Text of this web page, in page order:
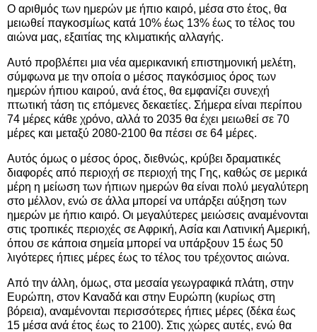
Ο αριθμός των ημερών με ήπιο καιρό, μέσα στο έτος, θα
μειωθεί παγκοσμίως κατά 10% έως 13% έως το τέλος του
αιώνα μας, εξαιτίας της κλιματικής αλλαγής.
Αυτό προβλέπει μια νέα αμερικανική επιστημονική μελέτη,
σύμφωνα με την οποία ο μέσος παγκόσμιος όρος των
ημερών ήπιου καιρού, ανά έτος, θα εμφανίζει συνεχή
πτωτική τάση τις επόμενες δεκαετίες. Σήμερα είναι περίπου
74 μέρες κάθε χρόνο, αλλά το 2035 θα έχει μειωθεί σε 70
μέρες και μεταξύ 2080-2100 θα πέσει σε 64 μέρες.
Αυτός όμως ο μέσος όρος, διεθνώς, κρύβει δραματικές
διαφορές από περιοχή σε περιοχή της Γης, καθώς σε μερικά
μέρη η μείωση των ήπιων ημερών θα είναι πολύ μεγαλύτερη
στο μέλλον, ενώ σε άλλα μπορεί να υπάρξει αύξηση των
ημερών με ήπιο καιρό. Οι μεγαλύτερες μειώσεις αναμένονται
στις τροπικές περιοχές σε Αφρική, Ασία και Λατινική Αμερική,
όπου σε κάποια σημεία μπορεί να υπάρξουν 15 έως 50
λιγότερες ήπιες μέρες έως το τέλος του τρέχοντος αιώνα.
Από την άλλη, όμως, στα μεσαία γεωγραφικά πλάτη, στην
Ευρώπη, στον Καναδά και στην Ευρώπη (κυρίως στη
βόρεια), αναμένονται περισσότερες ήπιες μέρες (δέκα έως
15 μέσα ανά έτος έως το 2100). Στις χώρες αυτές, ενώ θα